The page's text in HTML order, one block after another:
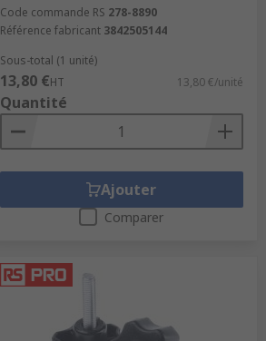
Code commande RS 278-8890
Référence fabricant 3842505144
Sous-total (1 unité)
13,80 €HT 13,80 €/unité
Quantité
Ajouter
Comparer